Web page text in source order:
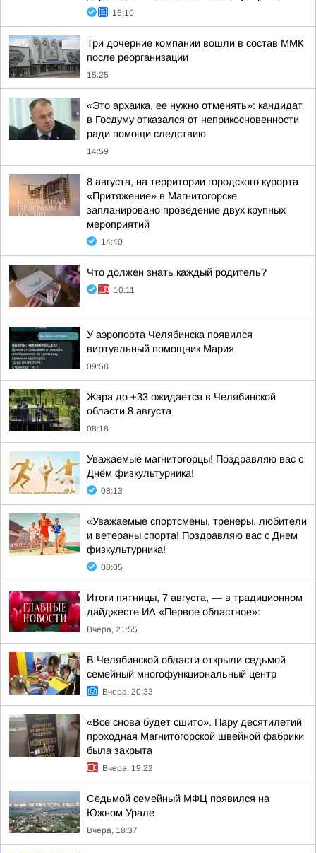
16:10
Три дочерние компании вошли в состав ММК
после реорганизации
15:25
«Это архаика, ее нужно отменять»: кандидат
в Госдуму отказался от неприкосновенности
ради помощи следствию
14:59
8 августа, на территории городского курорта
«Притяжение» в Магнитогорске
запланировано проведение двух крупных
мероприятий
14:40
Что должен знать каждый родитель?
10:11
У аэропорта Челябинска появился
виртуальный помощник Мария
09:58
Жара до +33 ожидается в Челябинской
области 8 августа
08:18
Уважаемые магнитогорцы! Поздравляю вас с
Днём физкультурника!
08:13
«Уважаемые спортсмены, тренеры, любители
и ветераны спорта! Поздравляю вас с Днем
физкультурника!
08:05
Итоги пятницы, 7 августа, — в традиционном
дайджесте ИА «Первое областное»:
Вчера, 21:55
В Челябинской области открыли седьмой
семейный многофункциональный центр
Вчера, 20:33
«Все снова будет сшито». Пару десятилетий
проходная Магнитогорской швейной фабрики
была закрыта
Вчера, 19:22
Седьмой семейный МФЦ появился на
Южном Урале
Вчера, 18:37